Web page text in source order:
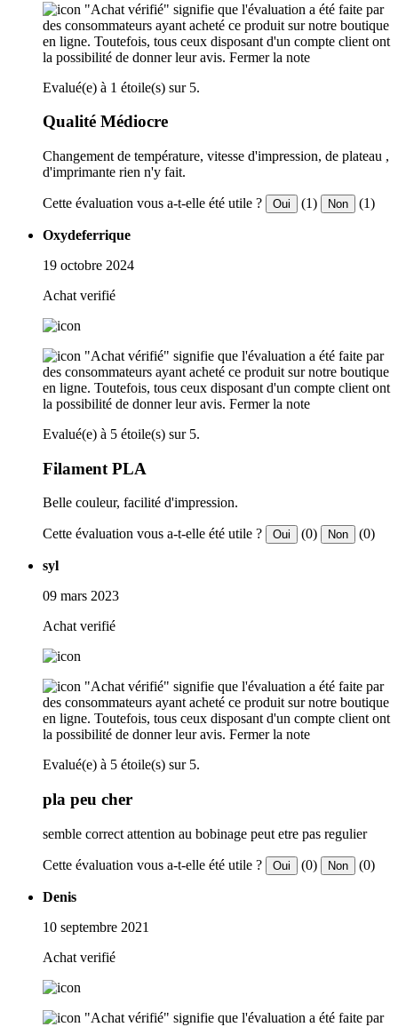
"Achat vérifié" signifie que l'évaluation a été faite par
des consommateurs ayant acheté ce produit sur notre boutique
en ligne. Toutefois, tous ceux disposant d'un compte client ont
la possibilité de donner leur avis. Fermer la note
Evalué(e) à 1 étoile(s) sur 5.
Qualité Médiocre
Changement de température, vitesse d'impression, de plateau ,
d'imprimante rien n'y fait.
Cette évaluation vous a-t-elle été utile ? Oui (1) Non (1)
Oxydeferrique
19 octobre 2024
Achat verifié
"Achat vérifié" signifie que l'évaluation a été faite par
des consommateurs ayant acheté ce produit sur notre boutique
en ligne. Toutefois, tous ceux disposant d'un compte client ont
la possibilité de donner leur avis. Fermer la note
Evalué(e) à 5 étoile(s) sur 5.
Filament PLA
Belle couleur, facilité d'impression.
Cette évaluation vous a-t-elle été utile ? Oui (0) Non (0)
syl
09 mars 2023
Achat verifié
"Achat vérifié" signifie que l'évaluation a été faite par
des consommateurs ayant acheté ce produit sur notre boutique
en ligne. Toutefois, tous ceux disposant d'un compte client ont
la possibilité de donner leur avis. Fermer la note
Evalué(e) à 5 étoile(s) sur 5.
pla peu cher
semble correct attention au bobinage peut etre pas regulier
Cette évaluation vous a-t-elle été utile ? Oui (0) Non (0)
Denis
10 septembre 2021
Achat verifié
"Achat vérifié" signifie que l'évaluation a été faite par